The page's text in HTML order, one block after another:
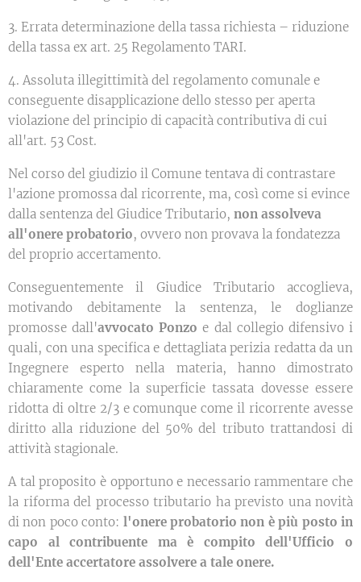
3. Errata determinazione della tassa richiesta – riduzione
della tassa ex art. 25 Regolamento TARI.
4. Assoluta illegittimità del regolamento comunale e
conseguente disapplicazione dello stesso per aperta
violazione del principio di capacità contributiva di cui
all'art. 53 Cost.
Nel corso del giudizio il Comune tentava di contrastare
l'azione promossa dal ricorrente, ma, così come si evince
dalla sentenza del Giudice Tributario, non assolveva
all'onere probatorio, ovvero non provava la fondatezza
del proprio accertamento.
Conseguentemente il Giudice Tributario accoglieva,
motivando debitamente la sentenza, le doglianze
promosse dall'avvocato Ponzo e dal collegio difensivo i
quali, con una specifica e dettagliata perizia redatta da un
Ingegnere esperto nella materia, hanno dimostrato
chiaramente come la superficie tassata dovesse essere
ridotta di oltre 2/3 e comunque come il ricorrente avesse
diritto alla riduzione del 50% del tributo trattandosi di
attività stagionale.
A tal proposito è opportuno e necessario rammentare che
la riforma del processo tributario ha previsto una novità
di non poco conto: l'onere probatorio non è più posto in
capo al contribuente ma è compito dell'Ufficio o
dell'Ente accertatore assolvere a tale onere.